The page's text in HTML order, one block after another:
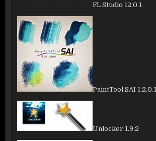
FL Studio 12.0.1
PaintTool SAI 1.2.0.1
Unlocker 1.9.2